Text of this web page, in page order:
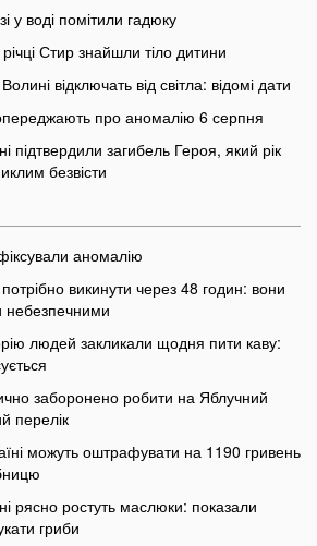
у воді помітили гадюку
Стир знайшли тіло дитини
відключать від світла: відомі дати
про аномалію 6 серпня
підтвердили загибель Героя, який рік
безвісти
аномалію
викинути через 48 годин: вони
небезпечними
людей закликали щодня пити каву:
заборонено робити на Яблучний
перелік
можуть оштрафувати на 1190 гривень
рясно ростуть маслюки: показали
гриби